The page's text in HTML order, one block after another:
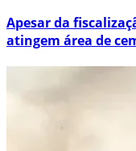
Apesar da
atingem área de